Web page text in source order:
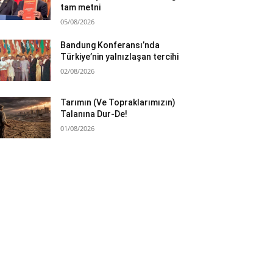
tam metni
05/08/2026
Bandung Konferansı’nda
Türkiye’nin yalnızlaşan tercihi
02/08/2026
Tarımın (Ve Topraklarımızın)
Talanına Dur-De!
01/08/2026